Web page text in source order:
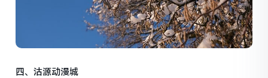
四、沽源动漫城